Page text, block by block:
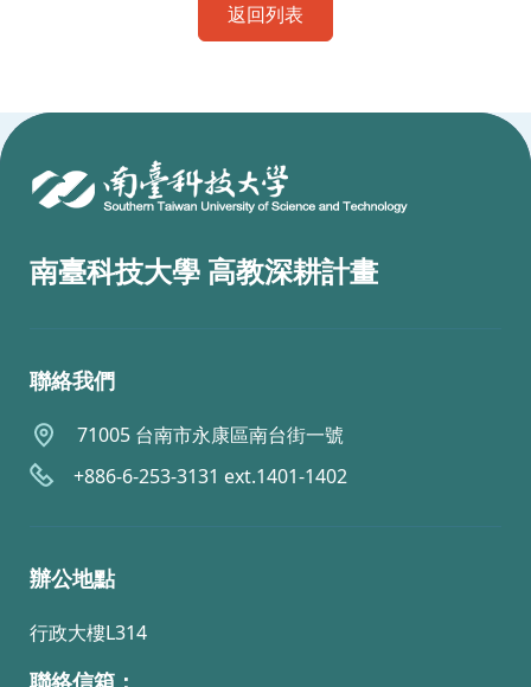
返回列表
南臺科技大學 高教深耕計畫
聯絡我們
71005 台南市永康區南台街一號
+886-6-253-3131 ext.1401-1402
辦公地點
行政大樓L314
聯絡信箱：